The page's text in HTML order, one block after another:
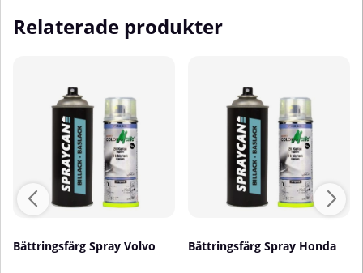
Relaterade produkter
Bättringsfärg Spray Volvo Bättringsfärg Spray Honda